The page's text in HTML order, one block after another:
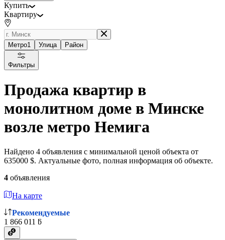
Купить
Квартиру
Метро1 Улица Район
Фильтры
Продажа квартир в
монолитном доме в Минске
возле метро Немига
Найдено 4 объявления с минимальной ценой объекта от
635000 $. Актуальные фото, полная информация об объекте.
4 объявления
На карте
Рекомендуемые
1 866 011 ƃ